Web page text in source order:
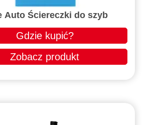
Auto Ściereczki do szyb
Gdzie kupić?
Zobacz produkt